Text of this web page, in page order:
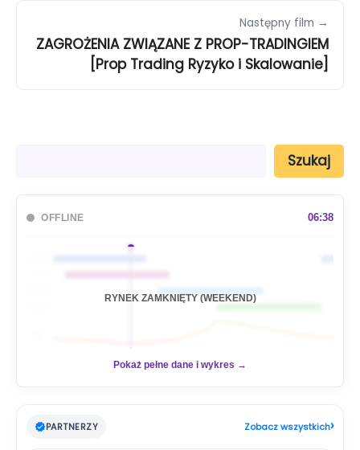
Następny film →
ZAGROŻENIA ZWIĄZANE Z PROP-TRADINGIEM
[Prop Trading Ryzyko i Skalowanie]
Szukaj
OFFLINE 06:38
RYNEK ZAMKNIĘTY (WEEKEND)
Pokaż pełne dane i wykres →
PARTNERZY Zobacz wszystkich›